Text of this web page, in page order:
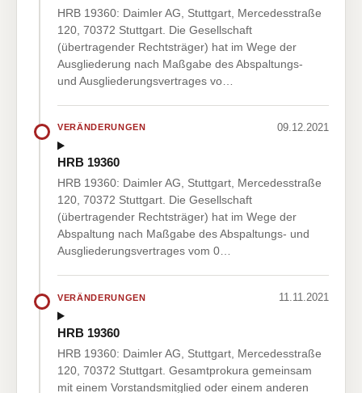
HRB 19360: Daimler AG, Stuttgart, Mercedesstraße
120, 70372 Stuttgart. Die Gesellschaft
(übertragender Rechtsträger) hat im Wege der
Ausgliederung nach Maßgabe des Abspaltungs-
und Ausgliederungsvertrages vo…
VERÄNDERUNGEN 09.12.2021
HRB 19360
HRB 19360: Daimler AG, Stuttgart, Mercedesstraße
120, 70372 Stuttgart. Die Gesellschaft
(übertragender Rechtsträger) hat im Wege der
Abspaltung nach Maßgabe des Abspaltungs- und
Ausgliederungsvertrages vom 0…
VERÄNDERUNGEN 11.11.2021
HRB 19360
HRB 19360: Daimler AG, Stuttgart, Mercedesstraße
120, 70372 Stuttgart. Gesamtprokura gemeinsam
mit einem Vorstandsmitglied oder einem anderen